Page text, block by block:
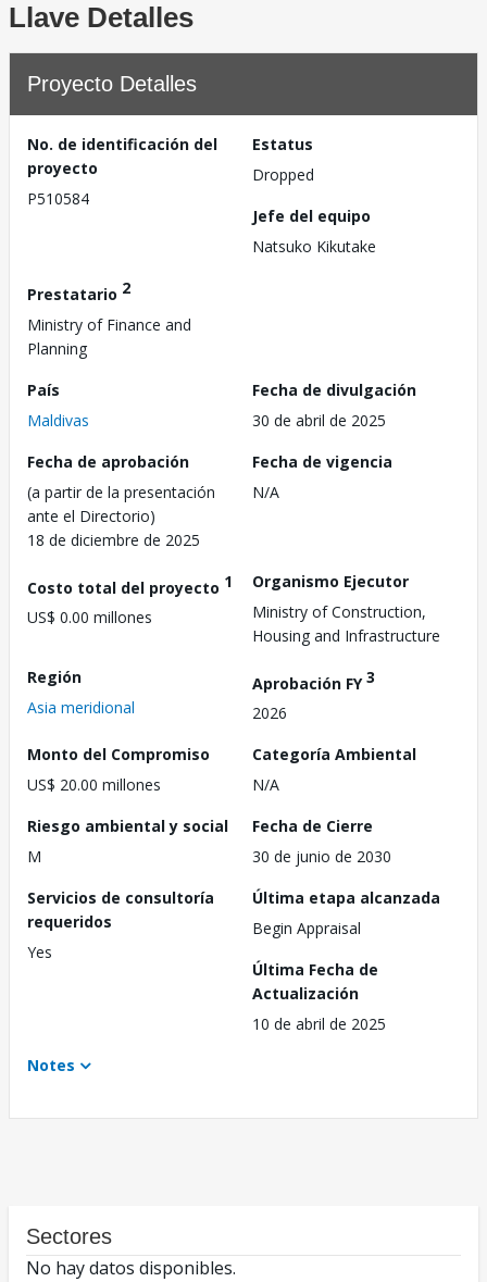
Llave Detalles
Proyecto Detalles
No. de identificación del
proyecto
P510584
Estatus
Dropped
Jefe del equipo
Natsuko Kikutake
Prestatario 2
Ministry of Finance and
Planning
País
Maldivas
Fecha de divulgación
30 de abril de 2025
Fecha de aprobación
(a partir de la presentación
ante el Directorio)
18 de diciembre de 2025
Fecha de vigencia
N/A
Costo total del proyecto 1
US$ 0.00 millones
Organismo Ejecutor
Ministry of Construction,
Housing and Infrastructure
Región
Asia meridional
Aprobación FY3
2026
Monto del Compromiso
US$ 20.00 millones
Categoría Ambiental
N/A
Riesgo ambiental y social
M
Fecha de Cierre
30 de junio de 2030
Servicios de consultoría
requeridos
Yes
Última etapa alcanzada
Begin Appraisal
Última Fecha de
Actualización
10 de abril de 2025
Notes
Sectores
No hay datos disponibles.